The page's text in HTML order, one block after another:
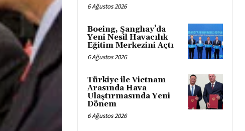
6 Ağustos 2026
Boeing, Şanghay’da
Yeni Nesil Havacılık
Eğitim Merkezini Açtı
6 Ağustos 2026
Türkiye ile Vietnam
Arasında Hava
Ulaştırmasında Yeni
Dönem
6 Ağustos 2026